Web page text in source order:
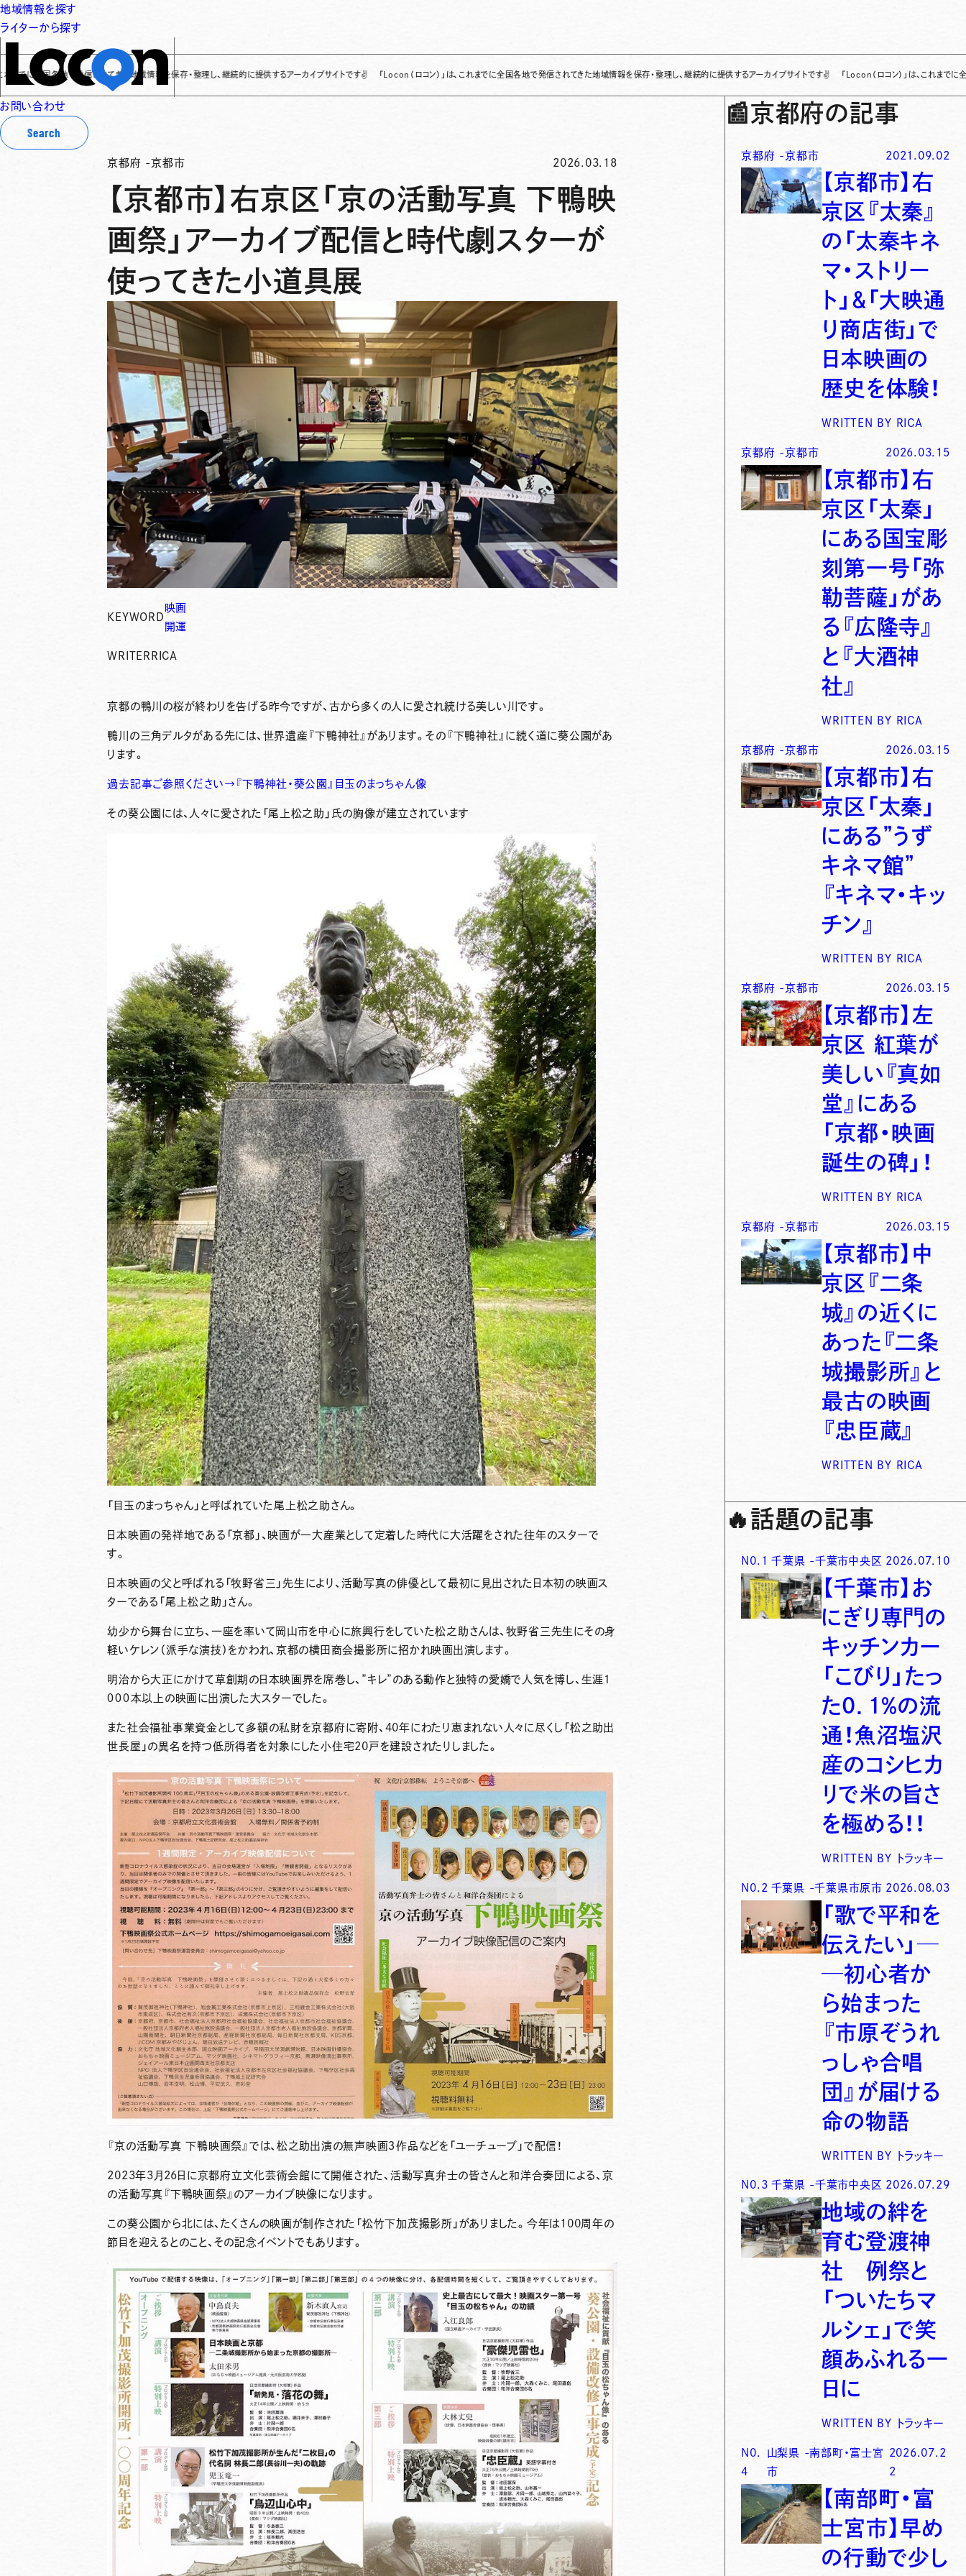
地域情報を探す
ライターから探す
お問い合わせ
Search
各地で発信されてきた地域情報を保存・整理し、継続的に提供するアーカイブサイトです✌ 「Locon（ロコン）」は、これまでに全国各地で発信されてきた地域情報を保存・整理し、継続的に提供するアーカイブサイトです✌ 「Locon（ロコン）」は、これまでに全国各地で
京都府 -京都市 2026.03.18
【京都市】右京区「京の活動写真 下鴨映
画祭」アーカイブ配信と時代劇スターが
使ってきた小道具展
KEYWORD
映画
開運
WRITER RICA
京都の鴨川の桜が終わりを告げる昨今ですが、古から多くの人に愛され続ける美しい川です。
鴨川の三角デルタがある先には、世界遺産『下鴨神社』があります。その『下鴨神社』に続く道に葵公園があ
ります。
過去記事ご参照ください→『下鴨神社・葵公園』目玉のまっちゃん像
その葵公園には、人々に愛された「尾上松之助」氏の胸像が建立されています
「 目玉のまっちゃん 」と呼ばれていた 尾上松之助 さん。
日本映画の発祥地である「京都」、映画が一大産業として定着した時代に大活躍をされた往年のスターで
す。
日本映画の父と呼ばれる「牧野省三 」先生により、活動写真の俳優として最初に見出された日本初の映画ス
ターである「尾上松之助」さん。
幼少から舞台に立ち、一座を率いて岡山市を中心に旅興行をしていた松之助さんは、牧野省三先生にその身
軽いケレン（派手な演技）をかわれ、京都の横田商会撮影所に招かれ映画出演します。
明治から大正にかけて草創期の日本映画界を席巻し、”キレ”のある動作と独特の愛嬌で人気を博し、生涯１
０００本以上の映画に出演した大スターでした。
また社会福祉事業資金として多額の私財を京都府に寄附、40年にわたり恵まれない人々に尽くし「松之助出
世長屋」の異名を持つ低所得者を対象にした小住宅20戸を建設されたりしました。
『京の活動写真 下鴨映画祭』では、松之助出演の無声映画３作品などを「ユーチューブ」で配信！
2023年3月26日に京都府立文化芸術会館にて開催された、活動写真弁士の皆さんと和洋合奏団による、京
の活動写真『下鴨映画祭』のアーカイブ映像になります。
この葵公園から北には、たくさんの映画が制作された「松竹下加茂撮影所」がありました。今年は100周年の
節目を迎えるとのこと、その記念イベントでもあります。
📰京都府の記事
京都府 -京都市 2021.09.02
【京都市】右
京区『太秦』
の「太秦キネ
マ・ストリー
ト」＆「大映通
り商店街」で
日本映画の
歴史を体験！
WRITTEN BY RICA
京都府 -京都市 2026.03.15
【京都市】右
京区「太秦」
にある国宝彫
刻第一号「弥
勒菩薩」があ
る『広隆寺』
と『大酒神
社』
WRITTEN BY RICA
京都府 -京都市 2026.03.15
【京都市】右
京区「太秦」
にある”うず
キネマ館”
『キネマ・キッ
チン』
WRITTEN BY RICA
京都府 -京都市 2026.03.15
【京都市】左
京区 紅葉が
美しい『真如
堂』にある
「京都・映画
誕生の碑」！
WRITTEN BY RICA
京都府 -京都市 2026.03.15
【京都市】中
京区『二条
城』の近くに
あった『二条
城撮影所』と
最古の映画
『忠臣蔵』
WRITTEN BY RICA
🔥 話題の記事
N0. 1 千葉県 -千葉市中央区 2026.07.10
【千葉市】お
にぎり専門の
キッチンカー
「こびり」たっ
た0．1％の流
通！魚沼塩沢
産のコシヒカ
リで米の旨さ
を極める！！
WRITTEN BY トラッキー
N0. 2 千葉県 -千葉県市原市 2026.08.03
「歌で平和を
伝えたい」─
─初心者か
ら始まった
『市原ぞうれ
っしゃ合唱
団』が届ける
命の物語
WRITTEN BY トラッキー
N0. 3 千葉県 -千葉市中央区 2026.07.29
地域の絆を
育む登渡神
社 例祭と
「ついたちマ
ルシェ」で笑
顔あふれる一
日に
WRITTEN BY トラッキー
N0.
4
山梨県 -南部町・富士宮
市
2026.07.2
2
【南部町・富
士宮市】早め
の行動で少し